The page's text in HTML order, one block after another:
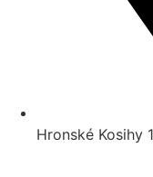
Hronské Kosihy